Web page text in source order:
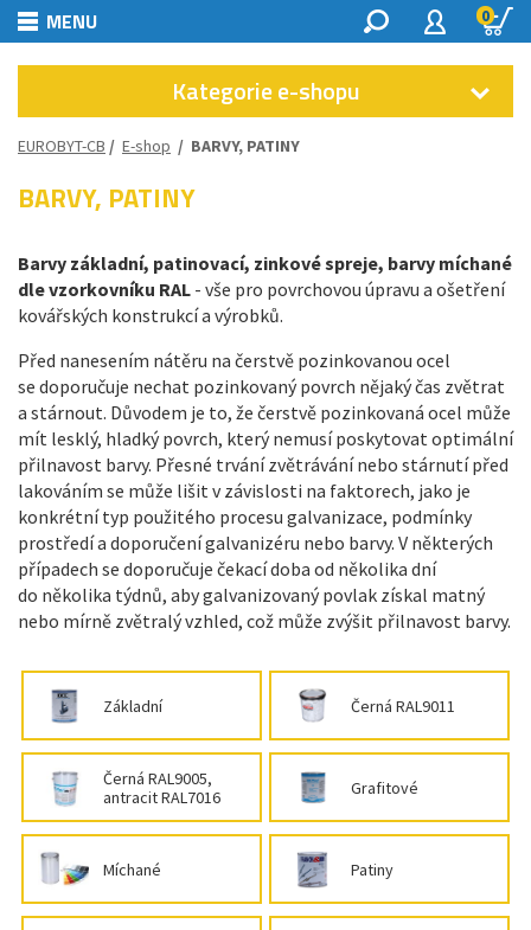
MENU 0
Kategorie e-shopu
EUROBYT-CB / E-shop / BARVY, PATINY
BARVY, PATINY
Barvy základní, patinovací, zinkové spreje, barvy míchané
dle vzorkovníku RAL - vše pro povrchovou úpravu a ošetření
kovářských konstrukcí a výrobků.
Před nanesením nátěru na čerstvě pozinkovanou ocel
se doporučuje nechat pozinkovaný povrch nějaký čas zvětrat
a stárnout. Důvodem je to, že čerstvě pozinkovaná ocel může
mít lesklý, hladký povrch, který nemusí poskytovat optimální
přilnavost barvy. Přesné trvání zvětrávání nebo stárnutí před
lakováním se může lišit v závislosti na faktorech, jako je
konkrétní typ použitého procesu galvanizace, podmínky
prostředí a doporučení galvanizéru nebo barvy. V některých
případech se doporučuje čekací doba od několika dní
do několika týdnů, aby galvanizovaný povlak získal matný
nebo mírně zvětralý vzhled, což může zvýšit přilnavost barvy.
Základní Černá RAL9011
Černá RAL9005,
antracit RAL7016
Grafitové
Míchané Patiny